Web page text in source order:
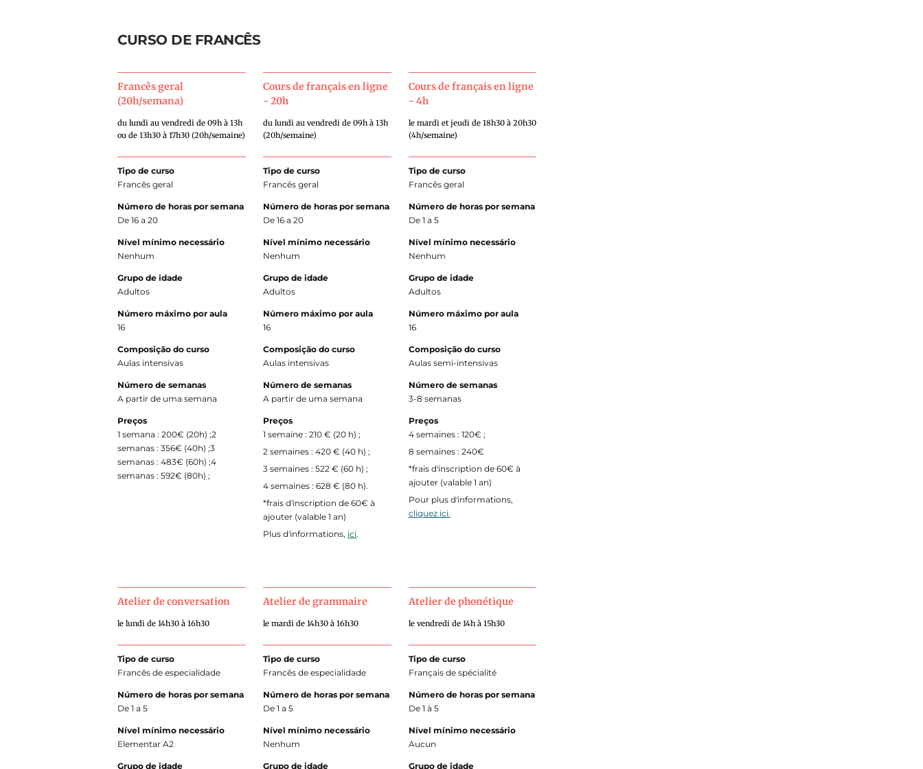
CURSO DE FRANCÊS
Francês geral
(20h/semana)
du lundi au vendredi de 09h à 13h
ou de 13h30 à 17h30 (20h/semaine)
Tipo de curso
Francês geral
Número de horas por semana
De 16 a 20
Nível mínimo necessário
Nenhum
Grupo de idade
Adultos
Número máximo por aula
16
Composição do curso
Aulas intensivas
Número de semanas
A partir de uma semana
Preços
1 semana : 200€ (20h) ;2
semanas : 356€ (40h) ;3
semanas : 483€ (60h) ;4
semanas : 592€ (80h) ;
Cours de français en ligne
- 20h
du lundi au vendredi de 09h à 13h
(20h/semaine)
Tipo de curso
Francês geral
Número de horas por semana
De 16 a 20
Nível mínimo necessário
Nenhum
Grupo de idade
Adultos
Número máximo por aula
16
Composição do curso
Aulas intensivas
Número de semanas
A partir de uma semana
Preços
1 semaine : 210 € (20 h) ;
2 semaines : 420 € (40 h) ;
3 semaines : 522 € (60 h) ;
4 semaines : 628 € (80 h).
*frais d'inscription de 60€ à
ajouter (valable 1 an)
Plus d'informations, ici.
Cours de français en ligne
- 4h
le mardi et jeudi de 18h30 à 20h30
(4h/semaine)
Tipo de curso
Francês geral
Número de horas por semana
De 1 a 5
Nível mínimo necessário
Nenhum
Grupo de idade
Adultos
Número máximo por aula
16
Composição do curso
Aulas semi-intensivas
Número de semanas
3-8 semanas
Preços
4 semaines : 120€ ;
8 semaines : 240€
*frais d'inscription de 60€ à
ajouter (valable 1 an)
Pour plus d'informations,
cliquez ici.
Atelier de conversation
le lundi de 14h30 à 16h30
Tipo de curso
Francês de especialidade
Número de horas por semana
De 1 a 5
Nível mínimo necessário
Elementar A2
Grupo de idade
Atelier de grammaire
le mardi de 14h30 à 16h30
Tipo de curso
Francês de especialidade
Número de horas por semana
De 1 a 5
Nível mínimo necessário
Nenhum
Grupo de idade
Atelier de phonétique
le vendredi de 14h à 15h30
Tipo de curso
Français de spécialité
Número de horas por semana
De 1 à 5
Nível mínimo necessário
Aucun
Grupo de idade